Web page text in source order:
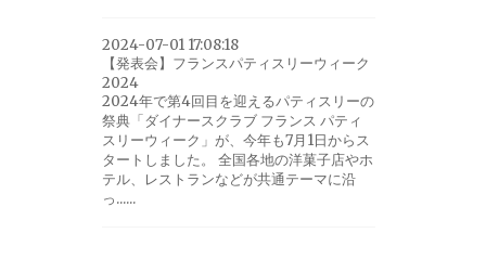
2024-07-01 17:08:18
【発表会】フランスパティスリーウィーク
2024
2024年で第4回目を迎えるパティスリーの
祭典「ダイナースクラブ フランス パティ
スリーウィーク」が、今年も7月1日からス
タートしました。 全国各地の洋菓子店やホ
テル、レストランなどが共通テーマに沿
っ......